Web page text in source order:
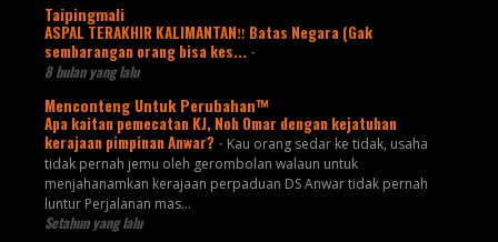
Taipingmali
ASPAL TERAKHIR KALIMANTAN‼️ Batas Negara (Gak
sembarangan orang bisa kes... -
8 bulan yang lalu
Menconteng Untuk Perubahan™
Apa kaitan pemecatan KJ, Noh Omar dengan kejatuhan
kerajaan pimpinan Anwar? - Kau orang sedar ke tidak, usaha
tidak pernah jemu oleh gerombolan walaun untuk
menjahanamkan kerajaan perpaduan DS Anwar tidak pernah
luntur Perjalanan mas...
Setahun yang lalu